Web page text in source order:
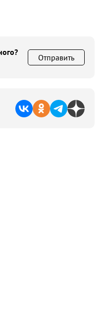
Отправить